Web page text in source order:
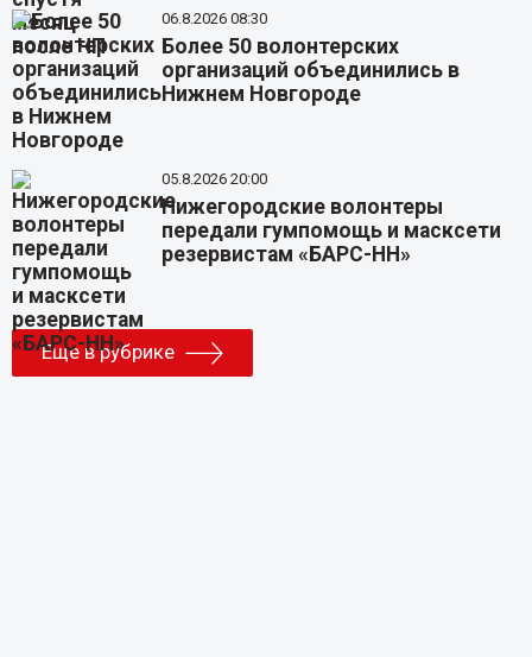
06.8.2026 08:30
Более 50 волонтерских
организаций объединились в
Нижнем Новгороде
05.8.2026 20:00
Нижегородские волонтеры
передали гумпомощь и масксети
резервистам «БАРС-НН»
Еще в рубрике